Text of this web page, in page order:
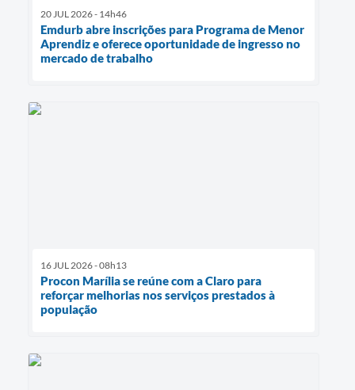
20 JUL 2026 - 14h46
Emdurb abre inscrições para Programa de Menor
Aprendiz e oferece oportunidade de ingresso no
mercado de trabalho
16 JUL 2026 - 08h13
Procon Marília se reúne com a Claro para
reforçar melhorias nos serviços prestados à
população